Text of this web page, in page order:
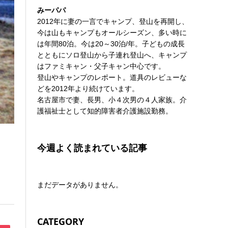
みーパパ
2012年に妻の一言でキャンプ、登山を再開し、
今は山もキャンプもオールシーズン、多い時に
は年間80泊。今は20～30泊/年。子どもの成長
とともにソロ登山から子連れ登山へ、キャンプ
はファミキャン・父子キャン中心です。
登山やキャンプのレポート。道具のレビューな
どを2012年より続けています。
名古屋市で妻、長男、小４次男の４人家族。介
護福祉士として知的障害者介護施設勤務。
今週よく読まれている記事
まだデータがありません。
CATEGORY